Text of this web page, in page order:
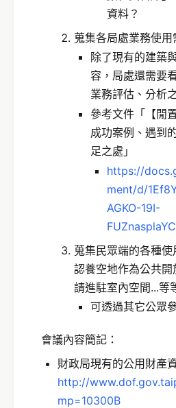
資料？
蒐集各局處業務使用
除了現有的建築
容，局處還需要
業務評估、分析
參考文件「【閒
成功案例、遇到
足之處」
https://
ment/d/
AGKO-19I-
蒐集民眾端的各種
認養空地作為公共
請進駐室內空間...等
可透過其它公眾
會議內容簡記：
財政局現有的公用財產
http://
mp=10300B